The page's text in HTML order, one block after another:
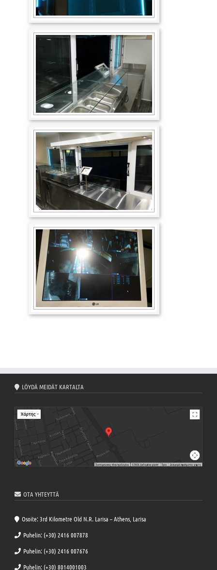
LÖYDÄ MEIDÄT KARTALTA
OTA YHTEYTTÄ
Osoite: 3rd Kilometre Old N.R. Larisa – Athens, Larisa
Puhelin: (+30) 2416 007878
Puhelin: (+30) 2416 007676
Puhelin: (+30) 8014001003